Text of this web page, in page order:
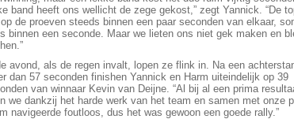
band heeft ons wellicht de zege gekost,” zegt Yannick. “De
de proeven steeds binnen een paar seconden van elkaar,
binnen een seconde. Maar we lieten ons niet gek maken en
avond, als de regen invalt, lopen ze flink in. Na een
dan 57 seconden finishen Yannick en Harm uiteindelijk op 39
van winnaar Kevin van Deijne. “Al bij al een prima
we dankzij het harde werk van het team en samen met onze
navigeerde foutloos, dus het was gewoon een goede rally.”